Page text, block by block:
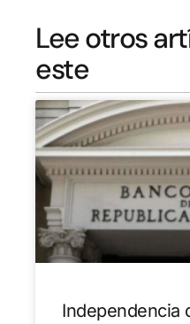
Lee otros
este
Independencia